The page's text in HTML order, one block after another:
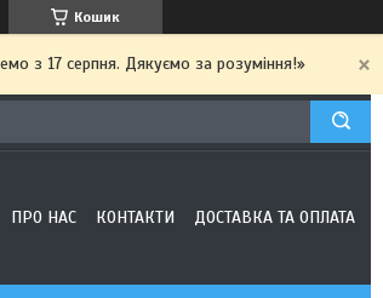
Кошик
з 17 серпня. Дякуємо за розуміння!»
ПРО НАС КОНТАКТИ ДОСТАВКА ТА ОПЛАТА